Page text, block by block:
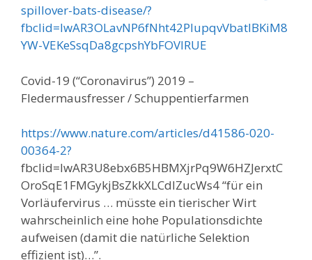
spillover-bats-disease/?
fbclid=IwAR3OLavNP6fNht42PIupqvVbatIBKiM8
YW-VEKeSsqDa8gcpshYbFOVlRUE
Covid-19 (“Coronavirus”) 2019 –
Fledermausfresser / Schuppentierfarmen
https://www.nature.com/articles/d41586-020-
00364-2?
fbclid=IwAR3U8ebx6B5HBMXjrPq9W6HZJerxtC
OroSqE1FMGykjBsZkkXLCdIZucWs4 “für ein
Vorläufervirus … müsste ein tierischer Wirt
wahrscheinlich eine hohe Populationsdichte
aufweisen (damit die natürliche Selektion
effizient ist)…”.